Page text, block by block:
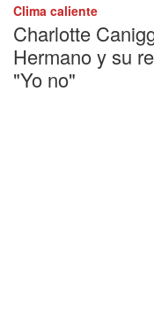
Clima caliente
Charlotte
Hermano y su
"Yo no"